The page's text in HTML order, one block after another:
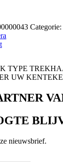
Categorie:
TYPE
UW
nieuwsbrief.